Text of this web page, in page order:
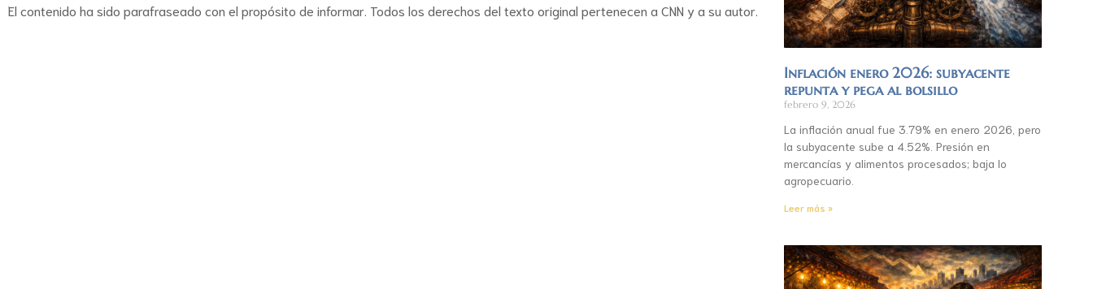
El contenido ha sido parafraseado con el propósito de informar. Todos los derechos del texto original pertenecen a CNN y a su autor.
Inflación enero 2026: subyacente
repunta y pega al bolsillo
febrero 9, 2026
La inflación anual fue 3.79% en enero 2026, pero
la subyacente sube a 4.52%. Presión en
mercancías y alimentos procesados; baja lo
agropecuario.
Leer más »